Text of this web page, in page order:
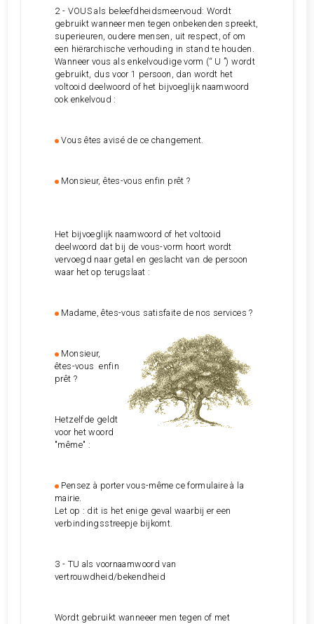
2 - VOUS als beleefdheidsmeervoud: Wordt
gebruikt wanneer men tegen onbekenden spreekt,
superieuren, oudere mensen, uit respect, of om
een hiërarchische verhouding in stand te houden.
Wanneer vous als enkelvoudige vorm (“ U ”) wordt
gebruikt, dus voor 1 persoon, dan wordt het
voltooid deelwoord of het bijvoeglijk naamwoord
ook enkelvoud :
Vous êtes avisé de ce changement.
Monsieur, êtes-vous enfin prêt ?
Het bijvoeglijk naamwoord of het voltooid
deelwoord dat bij de vous-vorm hoort wordt
vervoegd naar getal en geslacht van de persoon
waar het op terugslaat :
Madame, êtes-vous satisfaite de nos services ?
Monsieur,
êtes-vous enfin
prêt ?
Hetzelfde geldt
voor het woord
"même" :
Pensez à porter vous-même ce formulaire à la
mairie.
Let op : dit is het enige geval waarbij er een
verbindingsstreepje bijkomt.
3 - TU als voornaamwoord van
vertrouwdheid/bekendheid
Wordt gebruikt wanneeer men tegen of met